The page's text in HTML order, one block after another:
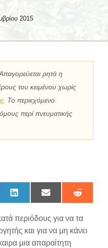
2015
ρητά η
του κειμένου χωρίς
. Το περιεχόμενο
περί πνευματικής
Share
on
Share
on
Share
on
περιόδους για να τα
και για να μη κάνει
μια απαραίτητη